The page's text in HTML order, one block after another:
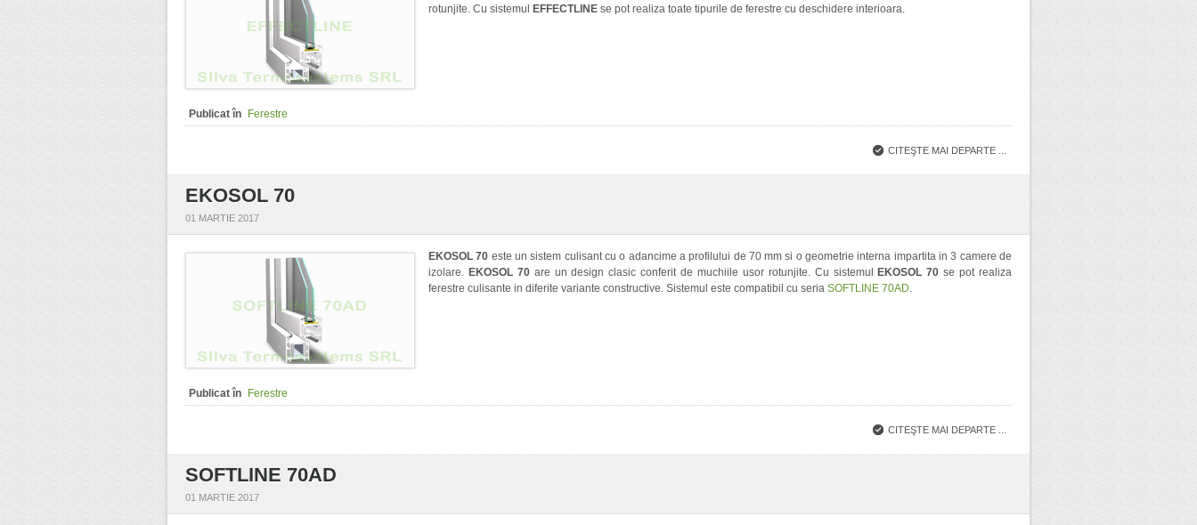
rotunjite. Cu sistemul
EFFECTLINE se pot realiza toate tipurile de ferestre cu deschidere interioara.
Publicat în Ferestre
CITEŞTE MAI DEPARTE ...
EKOSOL 70
01 MARTIE 2017
EKOSOL 70 este un sistem culisant cu o adancime a profilului de 70 mm si o geometrie interna impartita in 3 camere de
izolare. EKOSOL 70 are un design clasic conferit de muchiile usor rotunjite. Cu sistemul EKOSOL 70 se pot realiza
ferestre culisante in diferite variante constructive. Sistemul este compatibil cu seria SOFTLINE 70AD.
Publicat în Ferestre
CITEŞTE MAI DEPARTE ...
SOFTLINE 70AD
01 MARTIE 2017